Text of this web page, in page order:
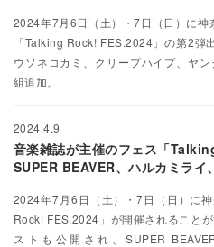
2024年7月6日（土）・7日（日）に神
「Talking Rock! FES.2024」の第2弾
ウソネコカミ、クリープハイプ、ヤ
組追加。
2024.4.9
音楽雑誌が主催のフェス「
SUPER BEAVER、ハルカミライ
2024年7月6日（土）・7日（日）に
Rock! FES.2024」が開催されること
ストも公開され、SUPER